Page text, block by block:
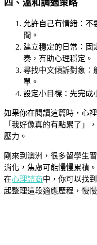
四、溫和調適策略
允許自己有情緒：不
間。
建立穩定的日常：固
奏，有助心理穩定。
尋找中文傾訴對象：
單。
設定小目標：先完成
如果你在閱讀這篇時，心
「我好像真的有點累了」
壓力。
剛來到澳洲，很多留學生
消化，焦慮可能慢慢累積。
在心理諮商中，你可以找
起整理這段適應歷程，慢